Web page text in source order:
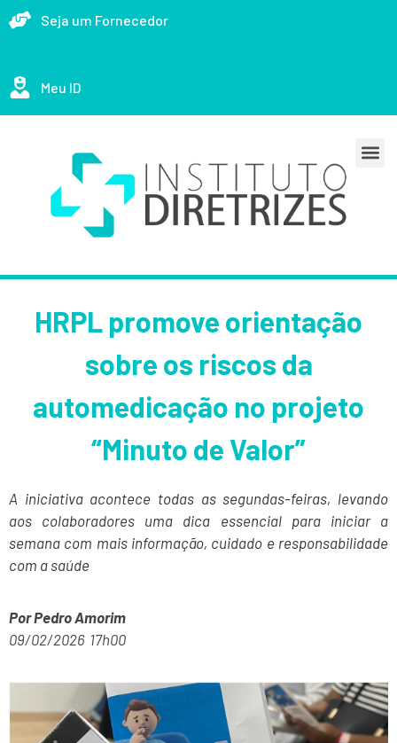
Seja um Fornecedor
Meu ID
HRPL promove orientação
sobre os riscos da
automedicação no projeto
“Minuto de Valor”
A iniciativa acontece todas as segundas-feiras, levando
aos colaboradores uma dica essencial para iniciar a
semana com mais informação, cuidado e responsabilidade
com a saúde
PorPedro Amorim
09/02/2026 17h00